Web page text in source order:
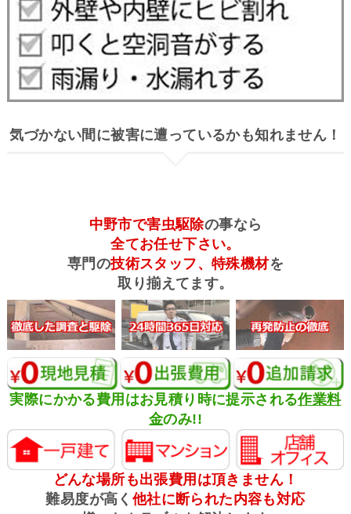
気づかない間に被害に遭っているかも知れません！
中野市で害虫駆除の事なら
全てお任せ下さい。
専門の技術スタッフ、特殊機材を
取り揃えてます。
実際にかかる費用はお見積り時に提示される作業料
金のみ!!
どんな場所も出張費用は頂きません！
難易度が高く 他社に断られた内容も対応